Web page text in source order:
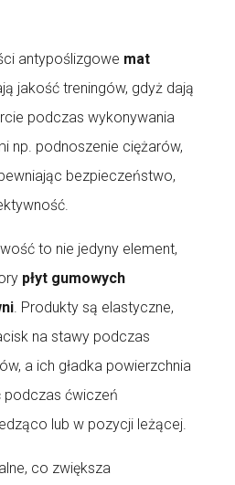
antypoślizgowe mat
jakość treningów, gdyż dają
podczas wykonywania
np. podnoszenie ciężarów,
bezpieczeństwo,
to nie jedyny element,
płyt gumowych
. Produkty są elastyczne,
na stawy podczas
a ich gładka powierzchnia
podczas ćwiczeń
lub w pozycji leżącej.
co zwiększa